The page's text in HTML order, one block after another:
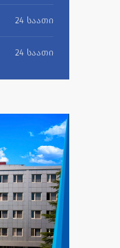
24 საათი
24 საათი